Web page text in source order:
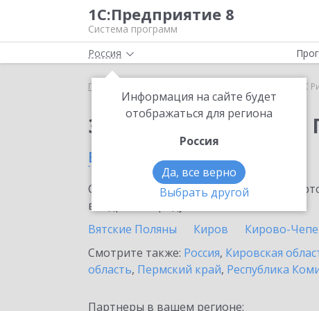
1С:Предприятие 8
Система программ
Россия
Информация на сайте будет
отображаться для региона
Россия
Да, все верно
Выбрать другой
Главная ИТС
Заказать ИТС
в Советске
Ознакомьтесь с информационными
внедрение продукта.
Вятские Поляны
Киров Кирово-
Смотрите также: Россия, Кировская
область, Пермский край, Республика
Партнеры в вашем регионе: